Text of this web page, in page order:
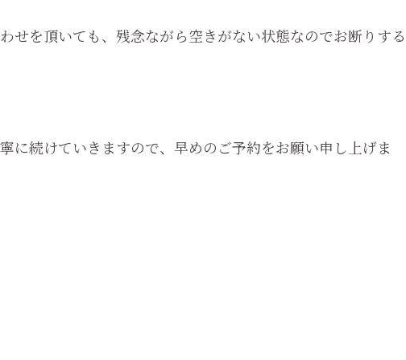
せを頂いても、残念ながら空きがない状態なのでお断りする
に続けていきますので、早めのご予約をお願い申し上げま